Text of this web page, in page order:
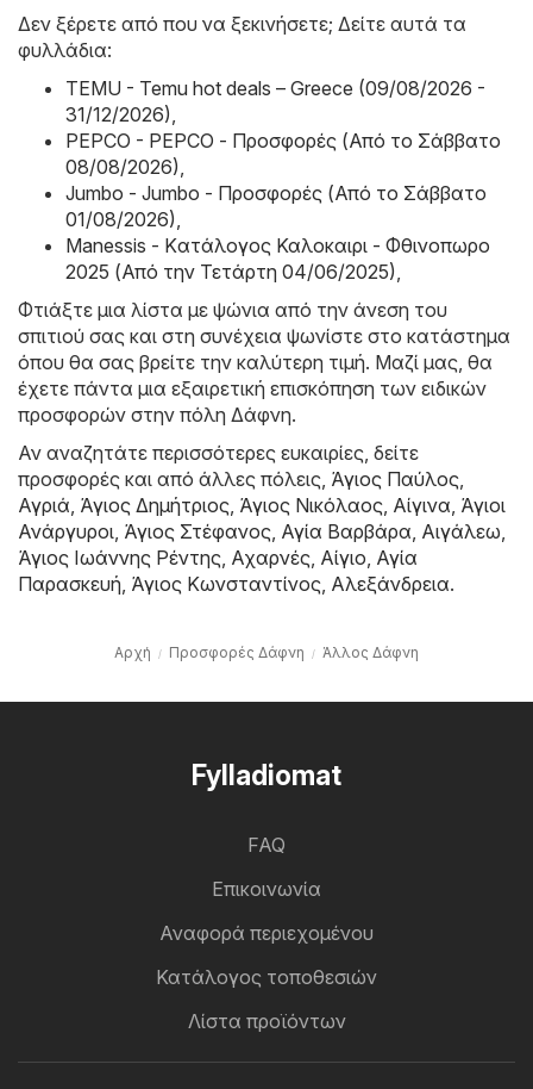
Δεν ξέρετε από που να ξεκινήσετε; Δείτε αυτά τα
φυλλάδια:
TEMU - Temu hot deals – Greece (09/08/2026 -
31/12/2026),
PEPCO - PEPCO - Προσφορές (Από το Σάββατο
08/08/2026),
Jumbo - Jumbo - Προσφορές (Από το Σάββατο
01/08/2026),
Manessis - Kατάλογος Καλοκαιρι - Φθινοπωρο
2025 (Από την Τετάρτη 04/06/2025),
Φτιάξτε μια λίστα με ψώνια από την άνεση του
σπιτιού σας και στη συνέχεια ψωνίστε στο κατάστημα
όπου θα σας βρείτε την καλύτερη τιμή. Μαζί μας, θα
έχετε πάντα μια εξαιρετική επισκόπηση των ειδικών
προσφορών στην πόλη Δάφνη.
Αν αναζητάτε περισσότερες ευκαιρίες, δείτε
προσφορές και από άλλες πόλεις, Άγιος Παύλος,
Αγριά, Άγιος Δημήτριος, Άγιος Νικόλαος, Αίγινα, Άγιοι
Ανάργυροι, Άγιος Στέφανος, Αγία Βαρβάρα, Αιγάλεω,
Άγιος Ιωάννης Ρέντης, Αχαρνές, Αίγιο, Αγία
Παρασκευή, Άγιος Κωνσταντίνος, Αλεξάνδρεια.
Αρχή Προσφορές Δάφνη Άλλος Δάφνη
Fylladiomat
FAQ
Επικοινωνία
Αναφορά περιεχομένου
Κατάλογος τοποθεσιών
Λίστα προϊόντων